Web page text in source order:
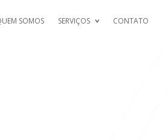
SOMOS SERVIÇOS CONTATO